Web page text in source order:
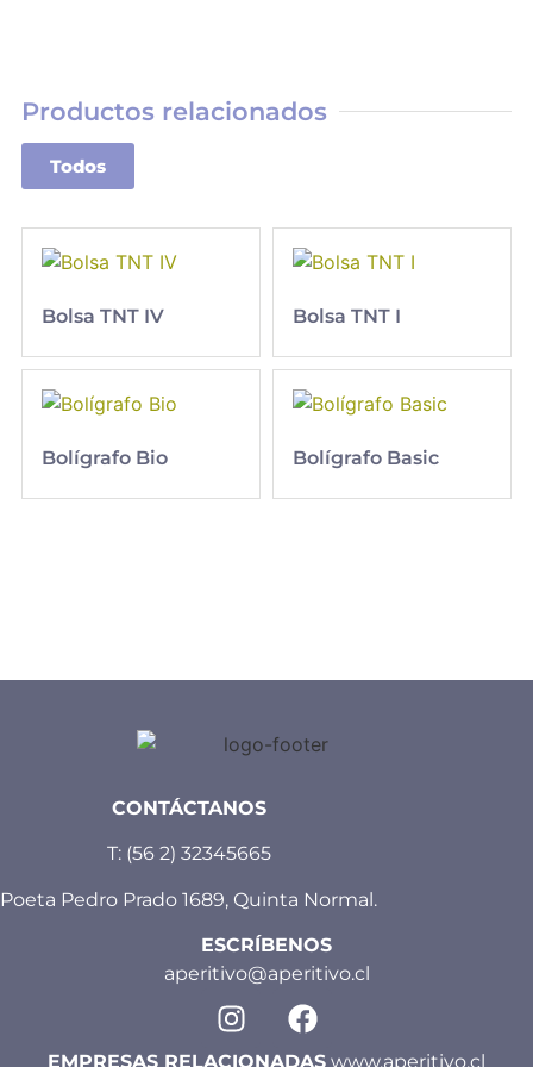
Productos relacionados
Todos
Bolsa TNT IV Bolsa TNT I
Bolígrafo Bio Bolígrafo Basic
CONTÁCTANOS
T: (56 2) 32345665
Poeta Pedro Prado 1689, Quinta Normal.
ESCRÍBENOS
aperitivo@aperitivo.cl
EMPRESAS RELACIONADAS www.aperitivo.cl